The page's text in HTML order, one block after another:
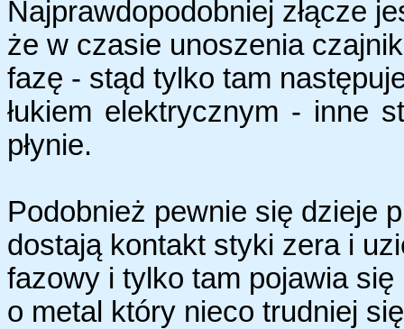
Najprawdopodobniej złącze
że w czasie unoszenia
fazę - stąd tylko tam
łukiem elektrycznym - inne
płynie.
Podobnież pewnie się dzieje
dostają kontakt styki zera i
fazowy i tylko tam pojawia
o metal który nieco trudniej